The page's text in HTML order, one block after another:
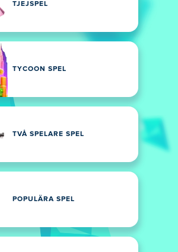
TJEJSPEL
TYCOON SPEL
TVÅ SPELARE SPEL
POPULÄRA SPEL